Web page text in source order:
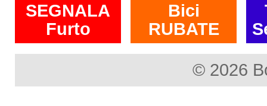
SEGNALA
Furto
Bici
RUBATE
© 2026